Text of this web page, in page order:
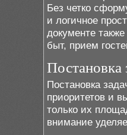
Без четко
и логичное
документе
быт, прием
Постановка
Постановка
приоритетов и
только их
внимание